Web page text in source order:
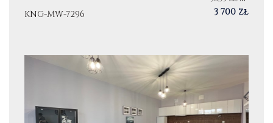
KNG-MW-7296 3 700 zł